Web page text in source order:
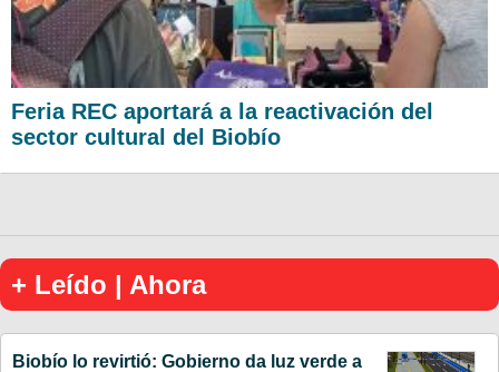
Feria REC aportará a la reactivación del
sector cultural del Biobío
+ Leído | Ahora
Biobío lo revirtió: Gobierno da luz verde a